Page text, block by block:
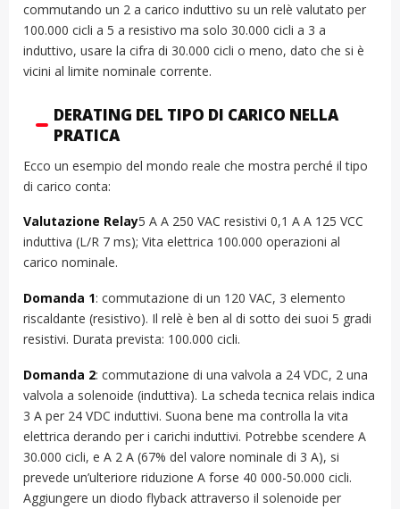
commutando un 2 a carico induttivo su un relè valutato per
100.000 cicli a 5 a resistivo ma solo 30.000 cicli a 3 a
induttivo, usare la cifra di 30.000 cicli o meno, dato che si è
vicini al limite nominale corrente.
DERATING DEL TIPO DI CARICO NELLA
PRATICA
Ecco un esempio del mondo reale che mostra perché il tipo
di carico conta:
Valutazione Relay5 A A 250 VAC resistivi 0,1 A A 125 VCC
induttiva (L/R 7 ms); Vita elettrica 100.000 operazioni al
carico nominale.
Domanda 1: commutazione di un 120 VAC, 3 elemento
riscaldante (resistivo). Il relè è ben al di sotto dei suoi 5 gradi
resistivi. Durata prevista: 100.000 cicli.
Domanda 2: commutazione di una valvola a 24 VDC, 2 una
valvola a solenoide (induttiva). La scheda tecnica relais indica
3 A per 24 VDC induttivi. Suona bene ma controlla la vita
elettrica derando per i carichi induttivi. Potrebbe scendere A
30.000 cicli, e A 2 A (67% del valore nominale di 3 A), si
prevede un’ulteriore riduzione A forse 40 000-50.000 cicli.
Aggiungere un diodo flyback attraverso il solenoide per